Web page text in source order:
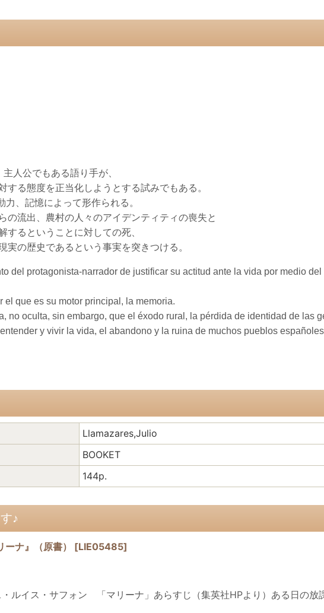
主人公でもある語り手が、
する態度を正当化しようとする試みでもある。
、記憶によって形作られる。
の流出、農村の人々のアイデンティティの喪失と
るということに対しての死、
の歴史であるという事実を突きつける。
del protagonista-narrador de justificar su actitud ante la vida por medio del
que es su motor principal, la memoria.
no oculta, sin embargo, que el éxodo rural, la pérdida de identidad de las
y vivir la vida, el abandono y la ruina de muchos pueblos
Llamazares,Julio
BOOKET
144p.
♪
ナ』（原書） [LIE05485]
ルイス・サフォン 「マリーナ」あらすじ（集英社HPより）ある日の放